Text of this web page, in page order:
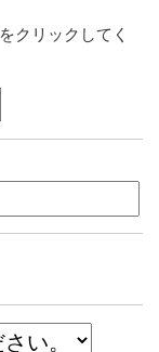
クリックしてく